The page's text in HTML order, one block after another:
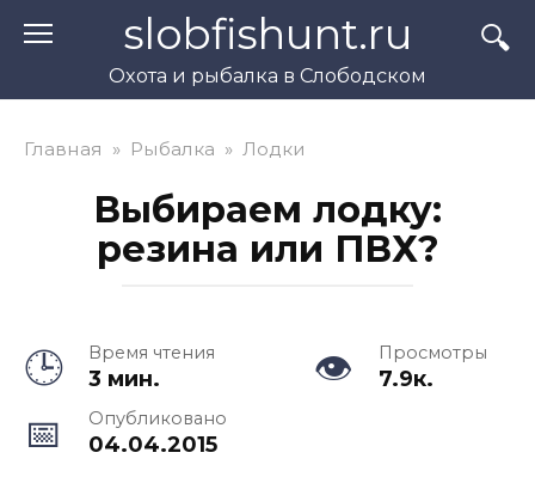
slobfishunt.ru
Охота и рыбалка в Слободском
Главная » Рыбалка » Лодки
Выбираем лодку:
резина или ПВХ?
Время чтения
3 мин.
Просмотры
7.9к.
Опубликовано
04.04.2015